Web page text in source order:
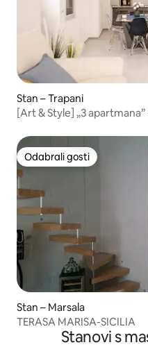
Stan – Trapani
[Art & Style] „3
Odabrali gosti
Odabrali gosti
Stan – Marsala
TERASA MARISA-SICILIA
Stanovi s